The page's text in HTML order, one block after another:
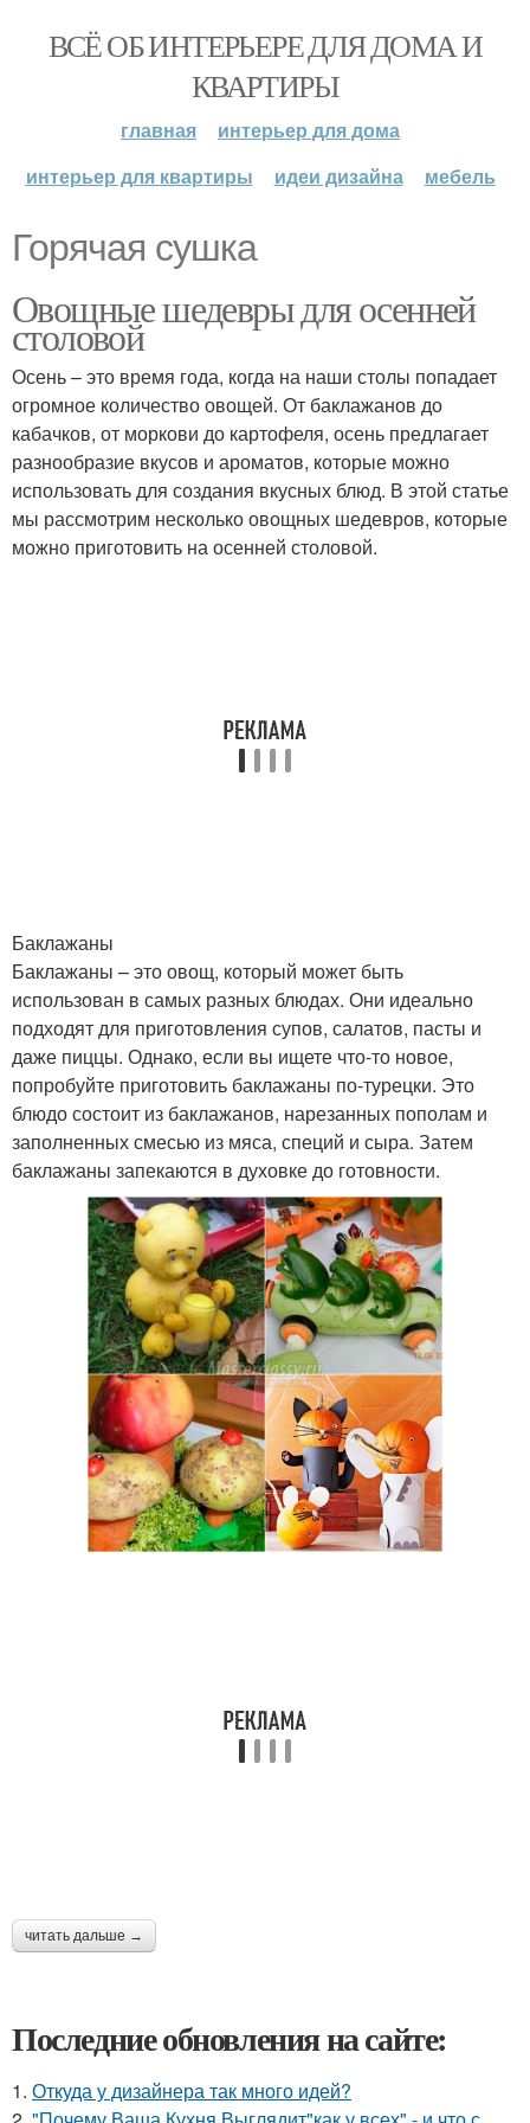
ВСЁ ОБ ИНТЕРЬЕРЕ ДЛЯ ДОМА И
КВАРТИРЫ
главная
интерьер для дома
интерьер для квартиры
идеи дизайна мебель
Горячая сушка
Овощные шедевры для осенней
столовой
Осень – это время года, когда на наши столы попадает
огромное количество овощей. От баклажанов до
кабачков, от моркови до картофеля, осень предлагает
разнообразие вкусов и ароматов, которые можно
использовать для создания вкусных блюд. В этой статье
мы рассмотрим несколько овощных шедевров, которые
можно приготовить на осенней столовой.
Баклажаны
Баклажаны – это овощ, который может быть
использован в самых разных блюдах. Они идеально
подходят для приготовления супов, салатов, пасты и
даже пиццы. Однако, если вы ищете что-то новое,
попробуйте приготовить баклажаны по-турецки. Это
блюдо состоит из баклажанов, нарезанных пополам и
заполненных смесью из мяса, специй и сыра. Затем
баклажаны запекаются в духовке до готовности.
читать дальше →
Последние обновления на сайте:
1. Откуда у дизайнера так много идей?